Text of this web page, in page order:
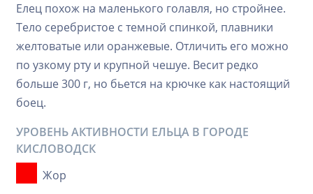
Елец похож на маленького голавля, но стройнее.
Тело серебристое с темной спинкой, плавники
желтоватые или оранжевые. Отличить его можно
по узкому рту и крупной чешуе. Весит редко
больше 300 г, но бьется на крючке как настоящий
боец.
УРОВЕНЬ АКТИВНОСТИ ЕЛЬЦА В ГОРОДЕ
КИСЛОВОДСК
Жор